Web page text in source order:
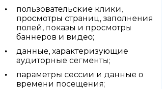
пользовательские клики,
просмотры страниц, заполнения
полей, показы и просмотры
баннеров и видео;
данные, характеризующие
аудиторные сегменты;
параметры сессии и данные о
времени посещения;